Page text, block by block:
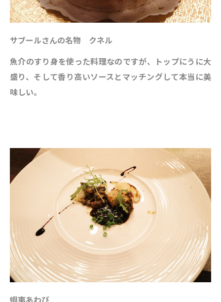
サブールさんの名物 クネル
魚介のすり身を使った料理なのですが、トップにうに大
盛り、そして香り高いソースとマッチングして本当に美
味しい。
蝦夷あわび